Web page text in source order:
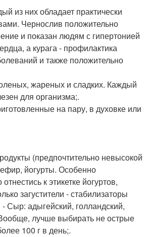
из них обладает практически
Чернослив положительно
и показан людям с гипертонией
а курага - профилактика
и также положительно
жареных и сладких. Каждый
для организма;.
на пару, в духовке или
(предпочтительно невысокой
йогурты. Особенно
к этикетке йогуртов,
загустители - стабилизаторы
Сыр: адыгейский, голландский,
лучше выбирать не острые
100 г в день;.